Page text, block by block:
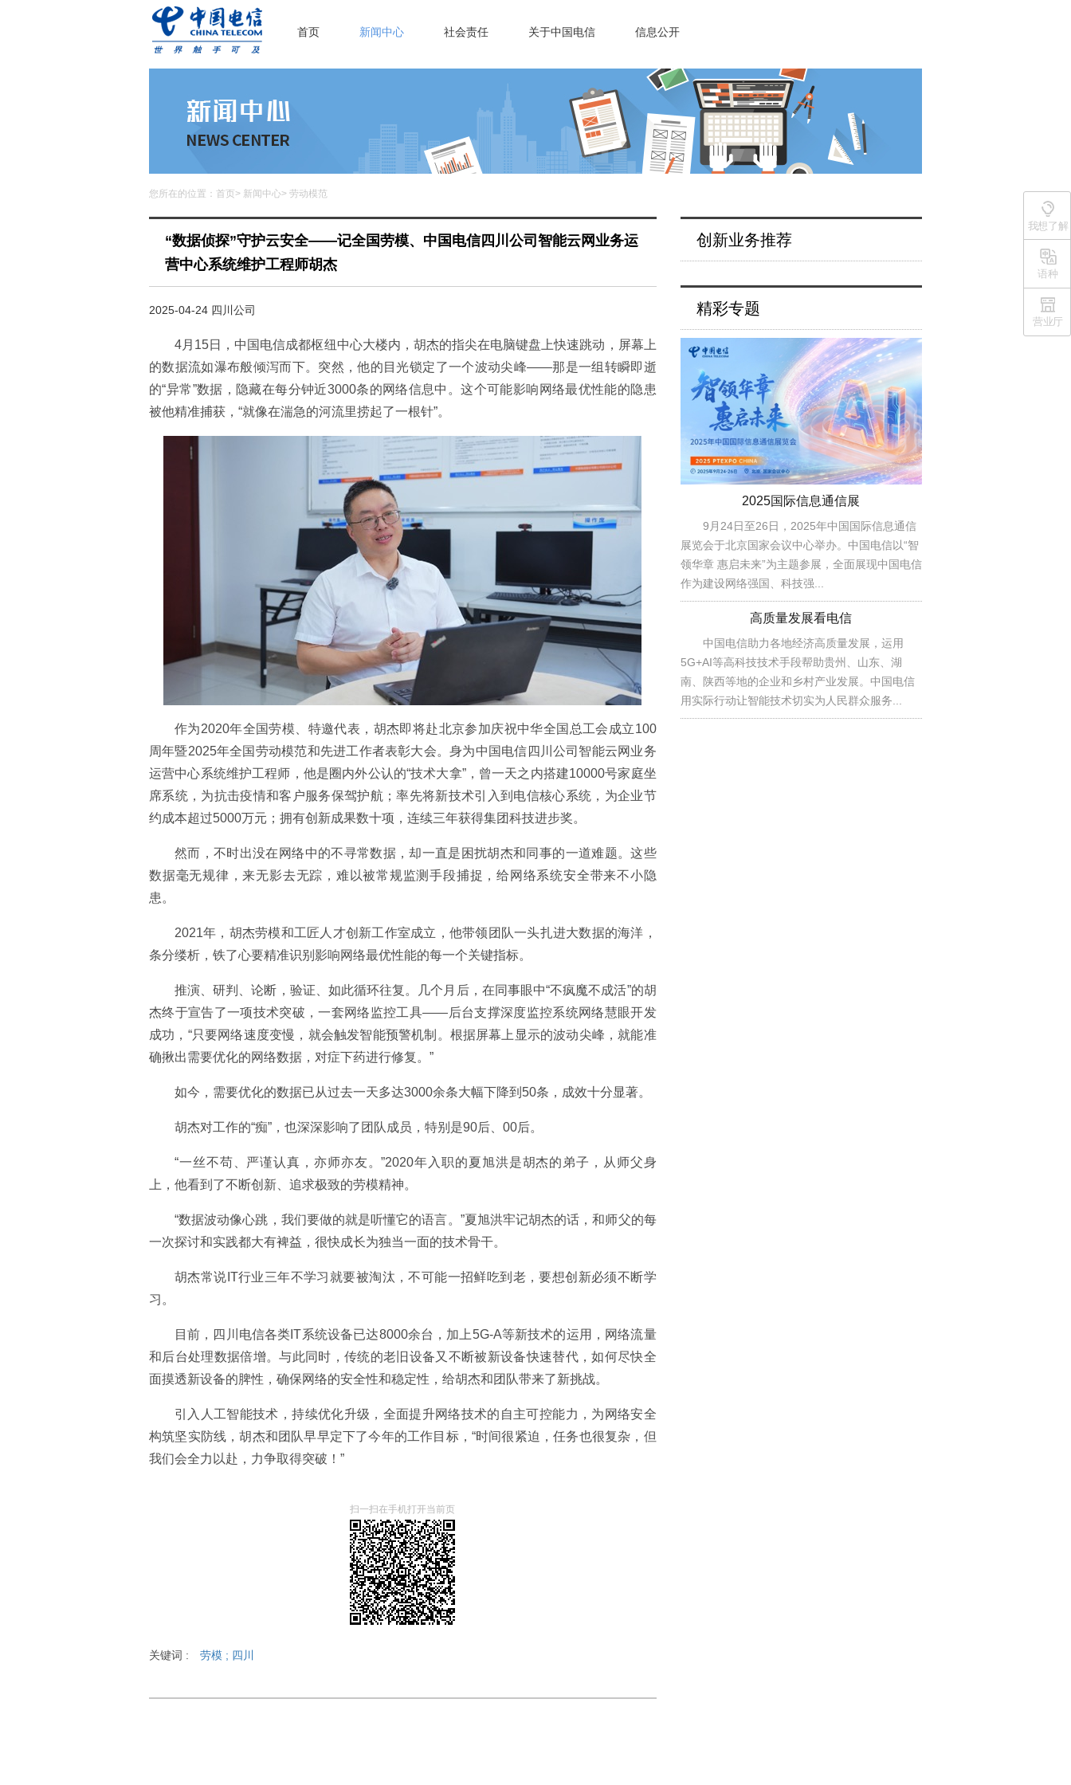
我想了解
语种
营业厅
首页 新闻中心 社会责任 关于中国电信 信息公开
您所在的位置： 首页> 新闻中心> 劳动模范
“数据侦探”守护云安全——记全国劳模、中国电信四川公司智能云网业务运
营中心系统维护工程师胡杰
2025-04-24 四川公司
4月15日，中国电信成都枢纽中心大楼内，胡杰的指尖在电脑键盘上快速跳动，屏幕上
的数据流如瀑布般倾泻而下。突然，他的目光锁定了一个波动尖峰——那是一组转瞬即逝
的“异常”数据，隐藏在每分钟近3000条的网络信息中。这个可能影响网络最优性能的隐患
被他精准捕获，“就像在湍急的河流里捞起了一根针”。
作为2020年全国劳模、特邀代表，胡杰即将赴北京参加庆祝中华全国总工会成立100
周年暨2025年全国劳动模范和先进工作者表彰大会。身为中国电信四川公司智能云网业务
运营中心系统维护工程师，他是圈内外公认的“技术大拿”，曾一天之内搭建10000号家庭坐
席系统，为抗击疫情和客户服务保驾护航；率先将新技术引入到电信核心系统，为企业节
约成本超过5000万元；拥有创新成果数十项，连续三年获得集团科技进步奖。
然而，不时出没在网络中的不寻常数据，却一直是困扰胡杰和同事的一道难题。这些
数据毫无规律，来无影去无踪，难以被常规监测手段捕捉，给网络系统安全带来不小隐
患。
2021年，胡杰劳模和工匠人才创新工作室成立，他带领团队一头扎进大数据的海洋，
条分缕析，铁了心要精准识别影响网络最优性能的每一个关键指标。
推演、研判、论断，验证、如此循环往复。几个月后，在同事眼中“不疯魔不成活”的胡
杰终于宣告了一项技术突破，一套网络监控工具——后台支撑深度监控系统网络慧眼开发
成功，“只要网络速度变慢，就会触发智能预警机制。根据屏幕上显示的波动尖峰，就能准
确揪出需要优化的网络数据，对症下药进行修复。”
如今，需要优化的数据已从过去一天多达3000余条大幅下降到50条，成效十分显著。
胡杰对工作的“痴”，也深深影响了团队成员，特别是90后、00后。
“一丝不苟、严谨认真，亦师亦友。”2020年入职的夏旭洪是胡杰的弟子，从师父身
上，他看到了不断创新、追求极致的劳模精神。
“数据波动像心跳，我们要做的就是听懂它的语言。”夏旭洪牢记胡杰的话，和师父的每
一次探讨和实践都大有裨益，很快成长为独当一面的技术骨干。
胡杰常说IT行业三年不学习就要被淘汰，不可能一招鲜吃到老，要想创新必须不断学
习。
目前，四川电信各类IT系统设备已达8000余台，加上5G-A等新技术的运用，网络流量
和后台处理数据倍增。与此同时，传统的老旧设备又不断被新设备快速替代，如何尽快全
面摸透新设备的脾性，确保网络的安全性和稳定性，给胡杰和团队带来了新挑战。
引入人工智能技术，持续优化升级，全面提升网络技术的自主可控能力，为网络安全
构筑坚实防线，胡杰和团队早早定下了今年的工作目标，“时间很紧迫，任务也很复杂，但
我们会全力以赴，力争取得突破！”
扫一扫在手机打开当前页
关键词 : 劳模 ; 四川
创新业务推荐
精彩专题
2025国际信息通信展
9月24日至26日，2025年中国国际信息通信
展览会于北京国家会议中心举办。中国电信以“智
领华章 惠启未来”为主题参展，全面展现中国电信
作为建设网络强国、科技强...
高质量发展看电信
中国电信助力各地经济高质量发展，运用
5G+AI等高科技技术手段帮助贵州、山东、湖
南、陕西等地的企业和乡村产业发展。中国电信
用实际行动让智能技术切实为人民群众服务...